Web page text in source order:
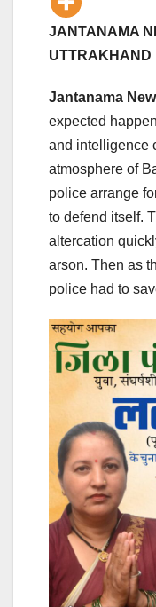
JANTANAMA
UTTRAKHAND
Jantanama
expected
and intelligence
atmosphere of
police arrange
to defend itself.
altercation
arson. Then as
police had to